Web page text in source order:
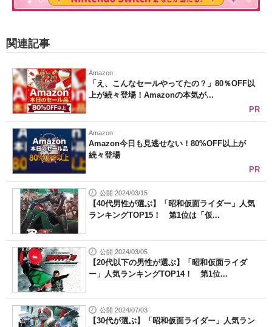
関連記事
Amazon
「え、こんなセールやってたの？」80％OFF以
上が続々登場！Amazonの本気が...
PR
Amazon
Amazon今日も見逃せない！80%OFF以上が
続々登場
PR
公開 2024/03/15
【40代男性が選ぶ】「昭和仮面ライダー」人気
ランキングTOP15！ 第1位は「仮...
公開 2024/03/05
【20代以下の男性が選ぶ】「昭和仮面ライダ
ー」人気ランキングTOP14！ 第1位...
公開 2024/07/03
【30代が選ぶ】「昭和仮面ライダー」人気ラン